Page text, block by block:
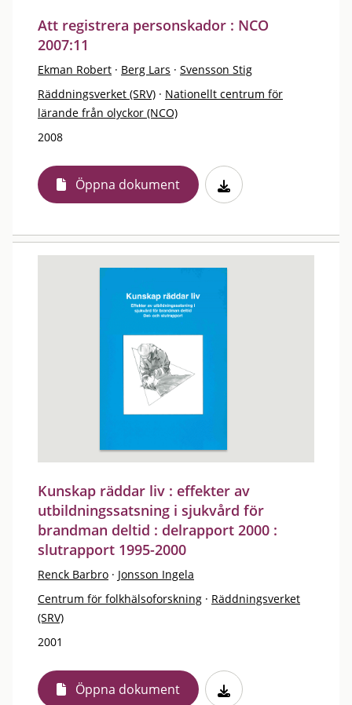
Att registrera personskador : NCO
2007:11
Ekman Robert · Berg Lars · Svensson Stig
Räddningsverket (SRV) · Nationellt centrum för
lärande från olyckor (NCO)
2008
Öppna dokument
Kunskap räddar liv : effekter av
utbildningssatsning i sjukvård för
brandman deltid : delrapport 2000 :
slutrapport 1995-2000
Renck Barbro · Jonsson Ingela
Centrum för folkhälsoforskning · Räddningsverket
(SRV)
2001
Öppna dokument